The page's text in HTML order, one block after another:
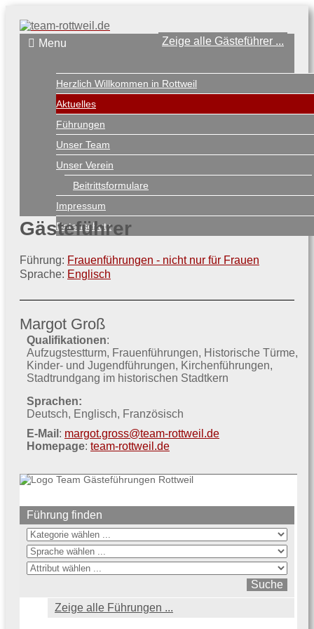
Menu
Herzlich Willkommen in Rottweil
Aktuelles
Führungen
Unser Team
Unser Verein
Beitrittsformulare
Impressum
Datenschutz
Gästeführer
Führung: Frauenführungen - nicht nur für Frauen
Sprache: Englisch
Zeige alle Gästeführer ...
Margot Groß
Qualifikationen:
Aufzugstestturm Frauenführungen
Historische Türme
Kinder- und Jugendführungen
Kirchenführungen
Stadtrundgang im historischen Stadtkern
Sprachen:
Deutsch
Englisch
Französisch
E-Mail : margot.gross@team-rottweil.de
Homepage: team-rottweil.de
Führung finden
Zeige alle Führungen ...